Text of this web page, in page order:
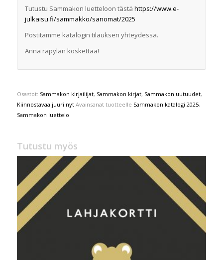
Tutustu Sammakon luetteloon tästä https://www.e-
julkaisu.fi/sammakko/sanomat/2025
Postitamme katalogin tilauksen yhteydessä.
Anna räpylän koskettaa!
Osastot: Sammakon kirjailijat, Sammakon kirjat, Sammakon uutuudet,
Kiinnostavaa juuri nyt Avainsanat tuotteelle Sammakon katalogi 2025,
Sammakon luettelo
Tutustu myös